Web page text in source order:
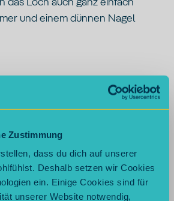
Zustimmung
dass du dich auf unserer
Deshalb setzen wir Cookies
ein. Einige Cookies sind für
unserer Website notwendig,
das Loch auch ganz einfach
und einem dünnen Nagel
der dünnen Kordel jeweils
die Holzscheiben und
mit dem Loch bleibt